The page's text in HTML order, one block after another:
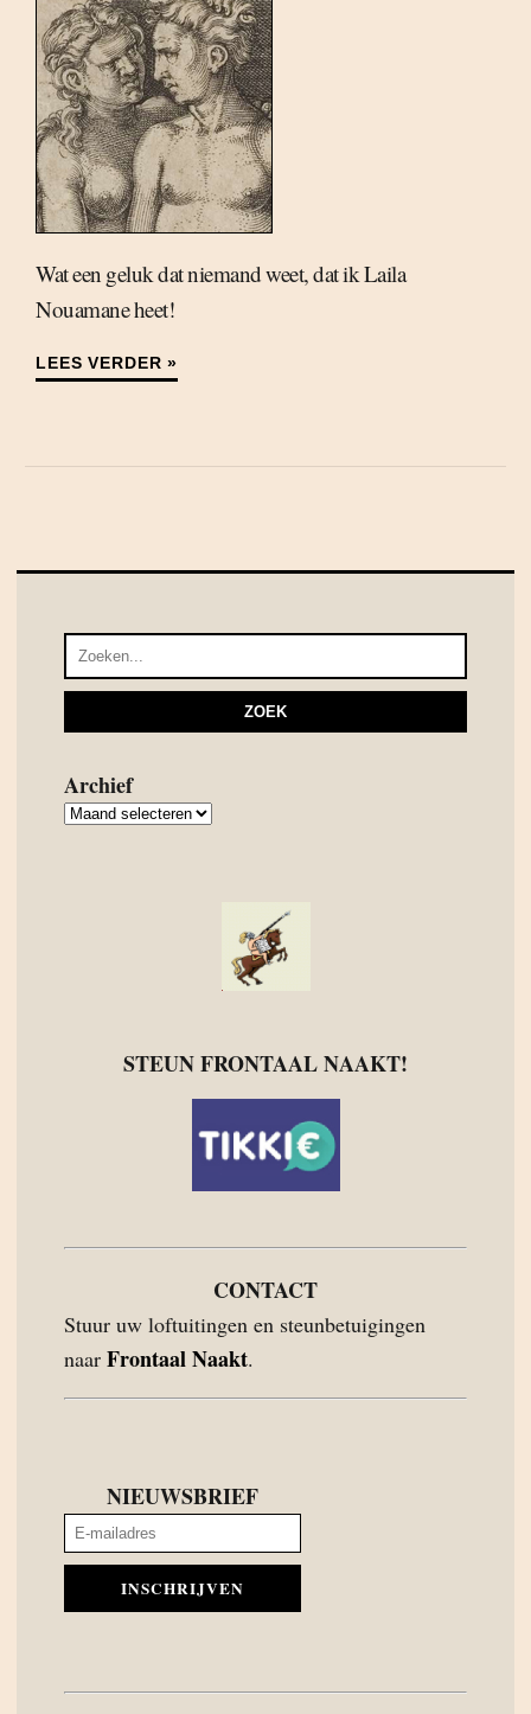
Wat een geluk dat niemand weet, dat ik Laila
Nouamane heet!
LEES VERDER »
Archief
Archief
STEUN FRONTAAL NAAKT!
CONTACT
Stuur uw loftuitingen en steunbetuigingen
naar Frontaal Naakt.
NIEUWSBRIEF
INSCHRIJVEN